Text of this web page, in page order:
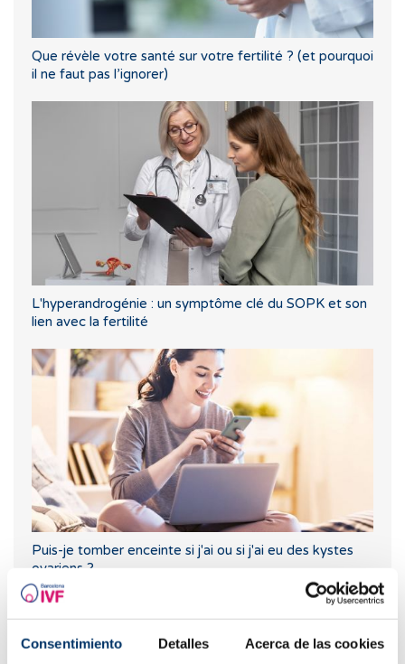
Consentimiento Detalles Acerca de las cookies
Que révèle votre santé sur votre fertilité ? (et pourquoi
il ne faut pas l’ignorer)
L'hyperandrogénie : un symptôme clé du SOPK et son
lien avec la fertilité
Puis-je tomber enceinte si j'ai ou si j'ai eu des kystes
ovariens ?